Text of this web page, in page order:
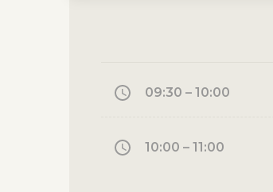
09:30 – 10:00
10:00 – 11:00